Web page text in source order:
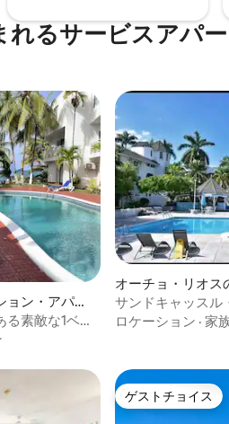
れるサービスアパ
評価
ョン・アパー
素敵な1ベッ
オーチョ・リオス
ン・アパート
サンドキャッスル
ルーム。
ロケーション · 家
ゲストチョイス
ゲストチョイス